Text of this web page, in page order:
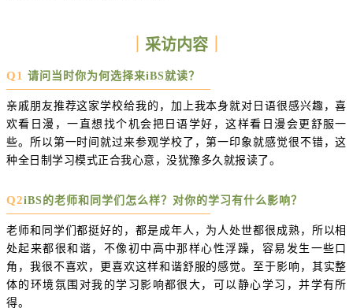
采访内容
Q1 请问当时你为何选择来iBS就读？
亲戚朋友推荐这家学校给我的，加上我本身就对日语很感兴趣，喜
欢看日漫，一直想找个机会把日语学好，这样看日漫会更舒服一
些。所以第一时间就过来参观学校了，第一印象就感觉很不错，这
种全日制学习模式正合我心意，没犹豫多久就报读了。
Q2iBS的老师和同学们怎么样？对你的学习有什么影响？
老师和同学们都挺好的，都是成年人，为人处世都很成熟，所以相
处起来都很和谐，不像初中高中那样心性浮躁，容易发生一些口
角，我很不喜欢，更喜欢这样和谐舒服的感觉。至于影响，其实整
体的环境氛围对我的学习影响都很大，可以静心学习，并学有所
得。